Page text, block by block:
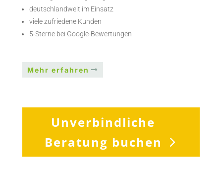
deutschlandweit im Einsatz
viele zufriedene Kunden
5-Sterne bei Google-Bewertungen
Mehr erfahren
Unverbindliche
Beratung buchen